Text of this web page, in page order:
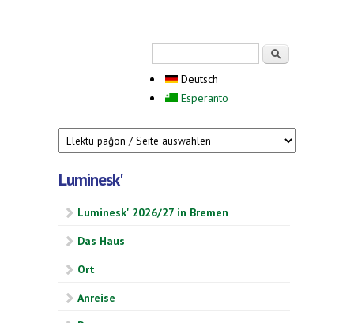
Deutsch
Esperanto
Luminesk'
Luminesk' 2026/27 in Bremen
Das Haus
Ort
Anreise